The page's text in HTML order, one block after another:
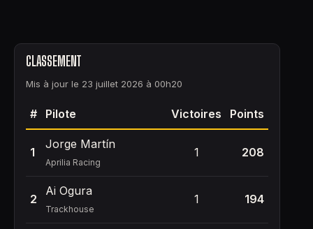
CLASSEMENT
Mis à jour le 23 juillet 2026 à 00h20
# Pilote Victoires Points
1
Jorge Martín
Aprilia Racing
1 208
2
Ai Ogura
Trackhouse
1 194